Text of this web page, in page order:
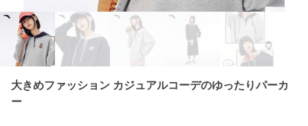
大きめファッション カジュアルコーデのゆったりパーカ
ー